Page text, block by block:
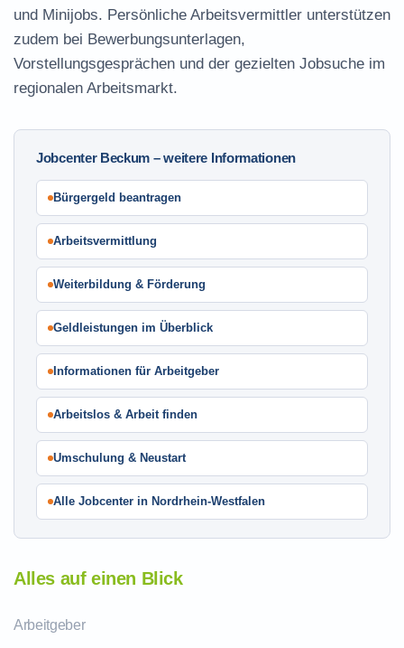
und Minijobs. Persönliche Arbeitsvermittler unterstützen
zudem bei Bewerbungsunterlagen,
Vorstellungsgesprächen und der gezielten Jobsuche im
regionalen Arbeitsmarkt.
Jobcenter Beckum – weitere Informationen
Bürgergeld beantragen
Arbeitsvermittlung
Weiterbildung & Förderung
Geldleistungen im Überblick
Informationen für Arbeitgeber
Arbeitslos & Arbeit finden
Umschulung & Neustart
Alle Jobcenter in Nordrhein-Westfalen
Alles auf einen Blick
Arbeitgeber